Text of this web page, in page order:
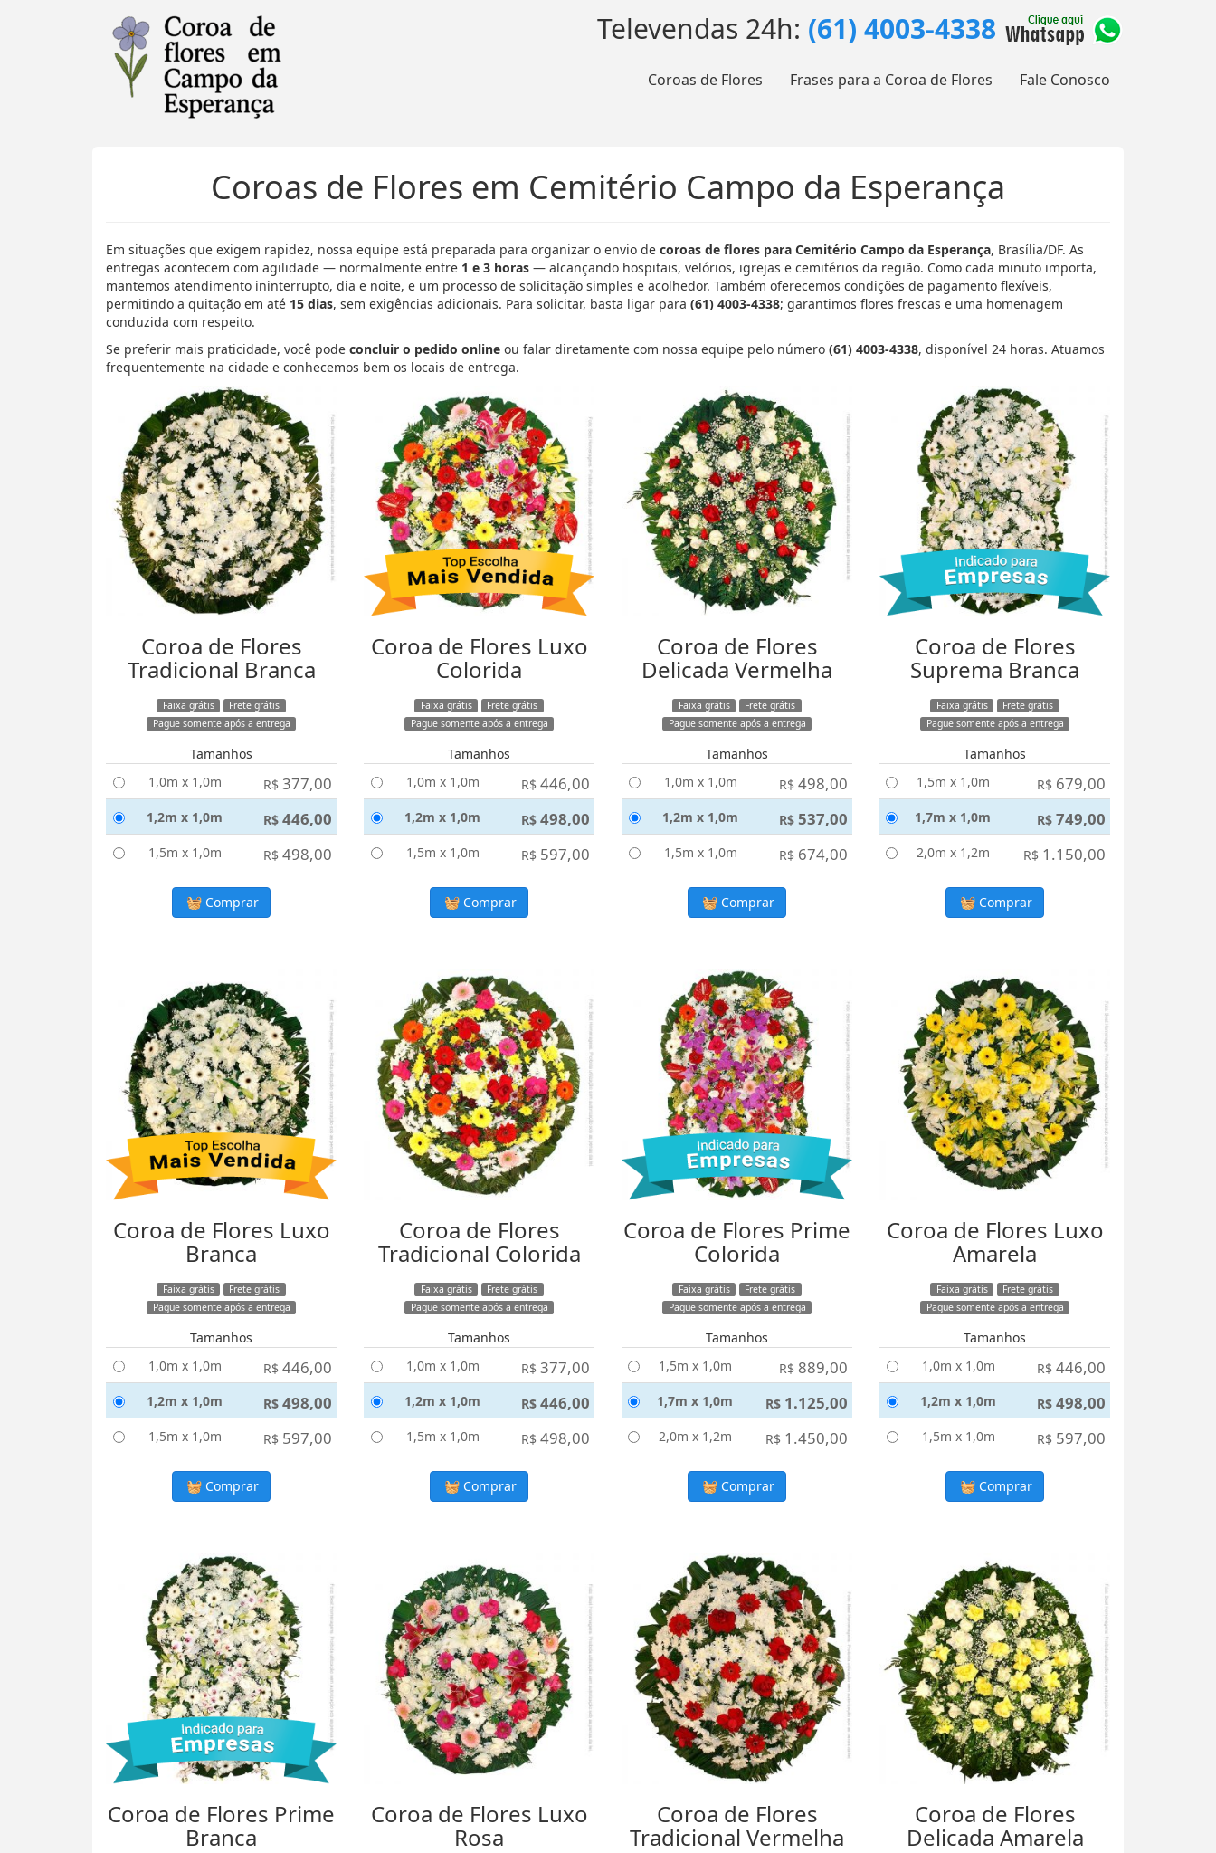
Televendas 24h: (61) 4003-4338
Coroas de Flores Frases para a Coroa de Flores Fale Conosco
Coroas de Flores em Cemitério Campo da Esperança
Em situações que exigem rapidez, nossa equipe está preparada para organizar o envio de coroas de flores para Cemitério Campo da Esperança, Brasília/DF. As
entregas acontecem com agilidade — normalmente entre 1 e 3 horas — alcançando hospitais, velórios, igrejas e cemitérios da região. Como cada minuto importa,
mantemos atendimento ininterrupto, dia e noite, e um processo de solicitação simples e acolhedor. Também oferecemos condições de pagamento flexíveis,
permitindo a quitação em até 15 dias, sem exigências adicionais. Para solicitar, basta ligar para (61) 4003-4338; garantimos flores frescas e uma homenagem
conduzida com respeito.
Se preferir mais praticidade, você pode concluir o pedido online ou falar diretamente com nossa equipe pelo número (61) 4003-4338, disponível 24 horas. Atuamos
frequentemente na cidade e conhecemos bem os locais de entrega.
Coroa de Flores
Tradicional Branca
Faixa grátis
Frete grátis
Pague somente após a entrega
Tamanhos
1,0m x 1,0m
R$ 377,00
1,2m x 1,0m R$ 446,00
1,5m x 1,0m R$ 498,00
Comprar
Coroa de Flores Luxo
Colorida
Faixa grátis
Frete grátis
Pague somente após a entrega
Tamanhos
1,0m x 1,0m
R$ 446,00
1,2m x 1,0m R$ 498,00
1,5m x 1,0m R$ 597,00
Comprar
Coroa de Flores
Delicada Vermelha
Faixa grátis
Frete grátis
Pague somente após a entrega
Tamanhos
1,0m x 1,0m
R$ 498,00
1,2m x 1,0m R$ 537,00
1,5m x 1,0m R$ 674,00
Comprar
Coroa de Flores
Suprema Branca
Faixa grátis
Frete grátis
Pague somente após a entrega
Tamanhos
1,5m x 1,0m
R$ 679,00
1,7m x 1,0m R$ 749,00
2,0m x 1,2m R$ 1.150,00
Comprar
Coroa de Flores Luxo
Branca
Faixa grátis
Frete grátis
Pague somente após a entrega
Tamanhos
1,0m x 1,0m
R$ 446,00
1,2m x 1,0m R$ 498,00
1,5m x 1,0m R$ 597,00
Comprar
Coroa de Flores
Tradicional Colorida
Faixa grátis
Frete grátis
Pague somente após a entrega
Tamanhos
1,0m x 1,0m
R$ 377,00
1,2m x 1,0m R$ 446,00
1,5m x 1,0m R$ 498,00
Comprar
Coroa de Flores Prime
Colorida
Faixa grátis
Frete grátis
Pague somente após a entrega
Tamanhos
1,5m x 1,0m
R$ 889,00
1,7m x 1,0m R$ 1.125,00
2,0m x 1,2m R$ 1.450,00
Comprar
Coroa de Flores Luxo
Amarela
Faixa grátis
Frete grátis
Pague somente após a entrega
Tamanhos
1,0m x 1,0m
R$ 446,00
1,2m x 1,0m R$ 498,00
1,5m x 1,0m R$ 597,00
Comprar
Coroa de Flores Prime
Branca
Coroa de Flores Luxo
Rosa
Coroa de Flores
Tradicional Vermelha
Coroa de Flores
Delicada Amarela